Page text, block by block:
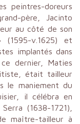
peintres-doreurs
père, Jacinto
au côté de son
v.1625) et
implantés dans
dernier, Maties
était tailleur
le maniement du
il célébra en
(1638-1721),
maître-tailleur à